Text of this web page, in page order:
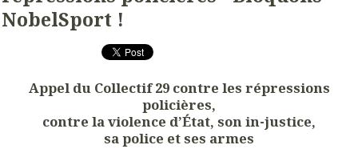
NobelSport !
Appel du Collectif 29 contre les répressions
policières,
contre la violence d’État, son in-justice,
sa police et ses armes